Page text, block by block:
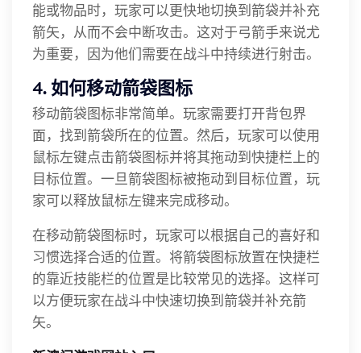
能或物品时，玩家可以更快地切换到箭袋并补充
箭矢，从而不会中断攻击。这对于弓箭手来说尤
为重要，因为他们需要在战斗中持续进行射击。
4. 如何移动箭袋图标
移动箭袋图标非常简单。玩家需要打开背包界
面，找到箭袋所在的位置。然后，玩家可以使用
鼠标左键点击箭袋图标并将其拖动到快捷栏上的
目标位置。一旦箭袋图标被拖动到目标位置，玩
家可以释放鼠标左键来完成移动。
在移动箭袋图标时，玩家可以根据自己的喜好和
习惯选择合适的位置。将箭袋图标放置在快捷栏
的靠近技能栏的位置是比较常见的选择。这样可
以方便玩家在战斗中快速切换到箭袋并补充箭
矢。